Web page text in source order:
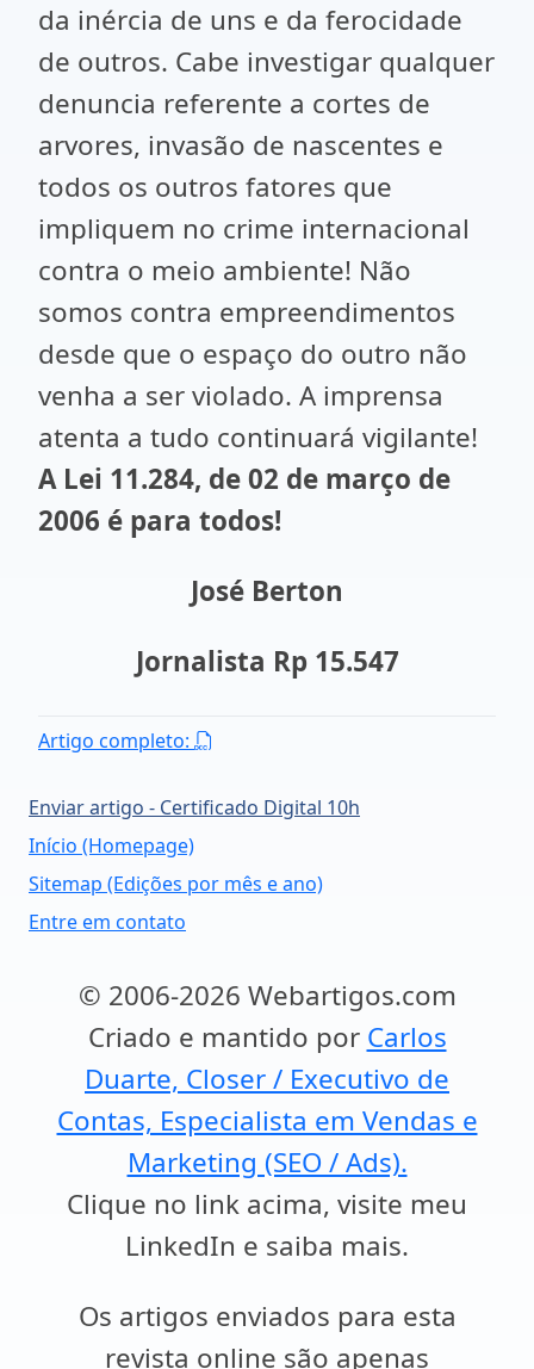
da inércia de uns e da ferocidade
de outros. Cabe investigar qualquer
denuncia referente a cortes de
arvores, invasão de nascentes e
todos os outros fatores que
impliquem no crime internacional
contra o meio ambiente! Não
somos contra empreendimentos
desde que o espaço do outro não
venha a ser violado. A imprensa
atenta a tudo continuará vigilante!
A Lei 11.284, de 02 de março de
2006 é para todos!
José Berton
Jornalista Rp 15.547
Artigo completo:
Enviar artigo - Certificado Digital 10h
Início (Homepage)
Sitemap (Edições por mês e ano)
Entre em contato
© 2006-2026 Webartigos.com
Criado e mantido por Carlos
Duarte, Closer / Executivo de
Contas, Especialista em Vendas e
Marketing (SEO / Ads).
Clique no link acima, visite meu
LinkedIn e saiba mais.
Os artigos enviados para esta
revista online são apenas